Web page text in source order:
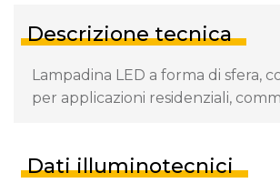
Descrizione tecnica
Lampadina LED a forma di sfera,
per applicazioni residenziali,
Dati illuminotecnici